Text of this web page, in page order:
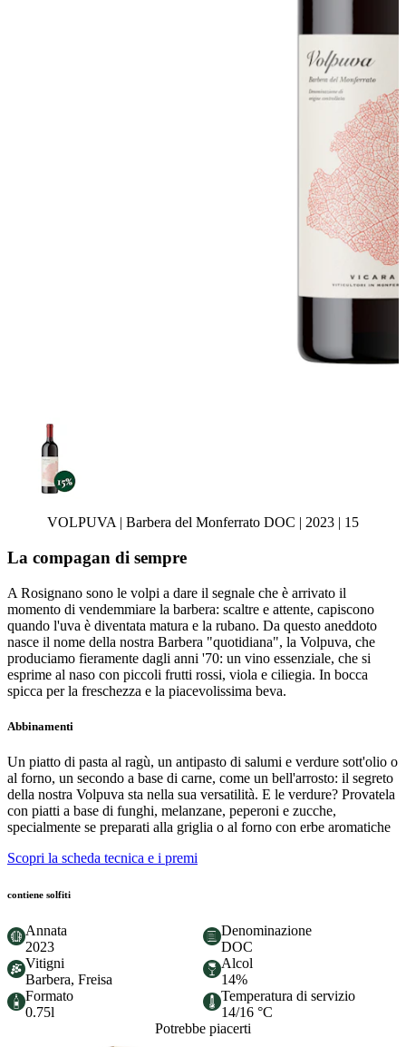
VOLPUVA | Barbera del Monferrato DOC | 2023 | 15
La compagan di sempre
A Rosignano sono le volpi a dare il segnale che è arrivato il
momento di vendemmiare la barbera: scaltre e attente, capiscono
quando l'uva è diventata matura e la rubano. Da questo aneddoto
nasce il nome della nostra Barbera "quotidiana", la Volpuva, che
produciamo fieramente dagli anni '70: un vino essenziale, che si
esprime al naso con piccoli frutti rossi, viola e ciliegia. In bocca
spicca per la freschezza e la piacevolissima beva.
Abbinamenti
Un piatto di pasta al ragù, un antipasto di salumi e verdure sott'olio o
al forno, un secondo a base di carne, come un bell'arrosto: il segreto
della nostra Volpuva sta nella sua versatilità. E le verdure? Provatela
con piatti a base di funghi, melanzane, peperoni e zucche,
specialmente se preparati alla griglia o al forno con erbe aromatiche
Scopri la scheda tecnica e i premi
contiene solfiti
Annata
2023
Denominazione
DOC
Vitigni
Barbera, Freisa
Alcol
14%
Formato
0.75l
Temperatura di servizio
14/16 °C
Potrebbe piacerti